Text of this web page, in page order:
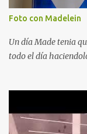
Foto con Madelein
Un día Made tenia
todo el día